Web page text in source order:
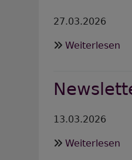
27.03.2026
Weiterlesen
13.03.2026
Weiterlesen